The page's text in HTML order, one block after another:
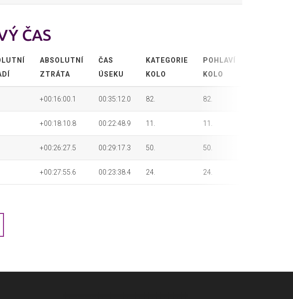
ČAS
ABSOLUTNÍ
ZTRÁTA
ČAS
ÚSEKU
KATEGORIE
KOLO
POHLAVÍ
KOLO
+00:16:00.1 00:35:12.0 82. 82.
+00:18:10.8 00:22:48.9 11. 11.
+00:26:27.5 00:29:17.3 50. 50.
+00:27:55.6 00:23:38.4 24. 24.